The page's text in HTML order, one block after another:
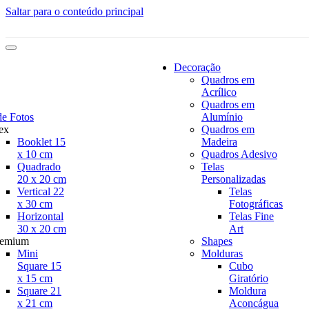
Saltar para o conteúdo principal
Fotos
Booklet 15
x 10 cm
Quadrado
20 x 20 cm
Vertical 22
x 30 cm
Horizontal
30 x 20 cm
Mini
Square 15
x 15 cm
Square 21
x 21 cm
Decoração
Quadros em
Acrílico
Quadros em
Alumínio
Quadros em
Madeira
Quadros Adesivo
Telas
Personalizadas
Telas
Fotográficas
Telas Fine
Art
Shapes
Molduras
Cubo
Giratório
Moldura
Aconcágua